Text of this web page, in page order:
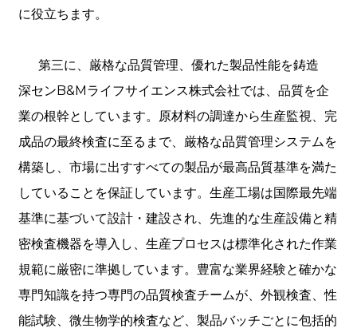
に役立ちます。
第三に、厳格な品質管理、優れた製品性能を鋳造
深センB&Mライフサイエンス株式会社では、品質を企
業の根幹としています。原材料の調達から生産監視、完
成品の最終検査に至るまで、厳格な品質管理システムを
構築し、市場に出すすべての製品が最高品質基準を満た
していることを保証しています。生産工場は国際最先端
基準に基づいて設計・建設され、先進的な生産設備と精
密検査機器を導入し、生産プロセスは標準化された作業
規範に厳密に準拠しています。豊富な業界経験と確かな
専門知識を持つ専門の品質検査チームが、外観検査、性
能試験、微生物学的検査など、製品バッチごとに包括的